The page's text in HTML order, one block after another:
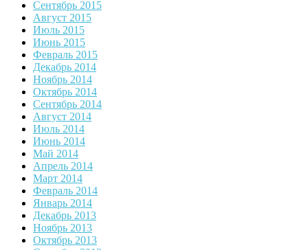
Сентябрь 2015
Август 2015
Июль 2015
Июнь 2015
Февраль 2015
Декабрь 2014
Ноябрь 2014
Октябрь 2014
Сентябрь 2014
Август 2014
Июль 2014
Июнь 2014
Май 2014
Апрель 2014
Март 2014
Февраль 2014
Январь 2014
Декабрь 2013
Ноябрь 2013
Октябрь 2013